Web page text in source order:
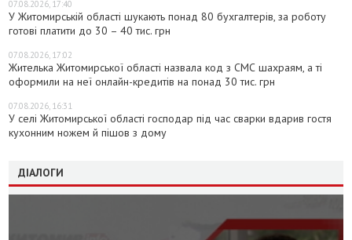
07.08.2026, 17:40
У Житомирській області шукають понад 80 бухгалтерів, за роботу
готові платити до 30 – 40 тис. грн
07.08.2026, 17:02
Жителька Житомирської області назвала код з СМС шахраям, а ті
оформили на неї онлайн-кредитів на понад 30 тис. грн
07.08.2026, 16:31
У селі Житомирської області господар під час сварки вдарив гостя
кухонним ножем й пішов з дому
ДІАЛОГИ